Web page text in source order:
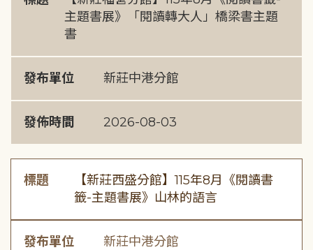
主題書展》「閱讀轉大人」橋梁書主題
書
發布單位 新莊中港分館
發佈時間 2026-08-03
標題
【新莊西盛分館】115年8月《閱讀書
籤-主題書展》山林的語言
發布單位 新莊中港分館